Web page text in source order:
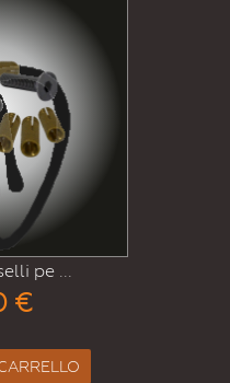
Kit guarnizione piatta ...
AGGIUNGI AL CARRELLO